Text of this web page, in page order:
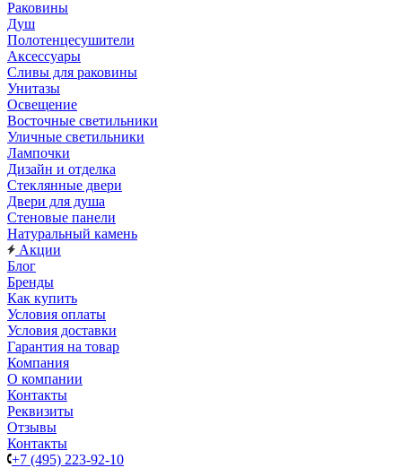
Раковины
Душ
Полотенцесушители
Аксессуары
Сливы для раковины
Унитазы
Освещение
Восточные светильники
Уличные светильники
Лампочки
Дизайн и отделка
Стеклянные двери
Двери для душа
Стеновые панели
Натуральный камень
Акции
Блог
Бренды
Как купить
Условия оплаты
Условия доставки
Гарантия на товар
Компания
О компании
Контакты
Реквизиты
Отзывы
Контакты
+7 (495) 223-92-10